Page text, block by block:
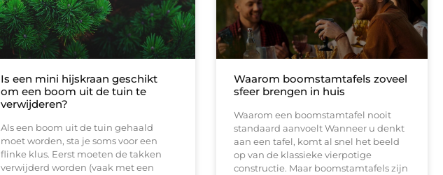
Is een mini hijskraan geschikt
om een boom uit de tuin te
verwijderen?
Als een boom uit de tuin gehaald
moet worden, sta je soms voor een
flinke klus. Eerst moeten de takken
verwijderd worden (vaak met een
Waarom boomstamtafels zoveel
sfeer brengen in huis
Waarom een boomstamtafel nooit
standaard aanvoelt Wanneer u denkt
aan een tafel, komt al snel het beeld
op van de klassieke vierpotige
constructie. Maar boomstamtafels zijn